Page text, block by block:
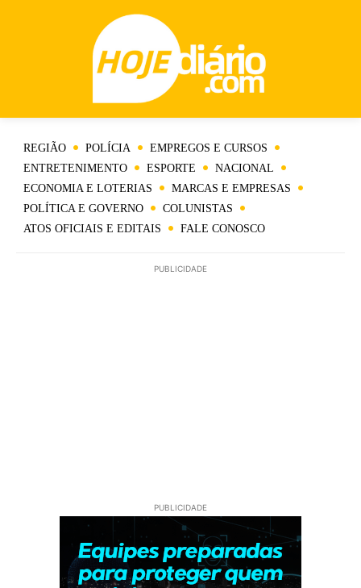
REGIÃO POLÍCIA
EMPREGOS E CURSOS
ENTRETENIMENTO
ESPORTE
NACIONAL
ECONOMIA E LOTERIAS
MARCAS E EMPRESAS
POLÍTICA E GOVERNO
COLUNISTAS
ATOS OFICIAIS E EDITAIS
FALE CONOSCO
PUBLICIDADE
PUBLICIDADE